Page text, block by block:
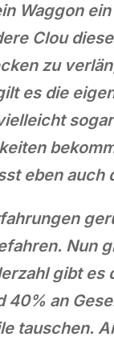
Waggon
Clou
zu
es die
eben auch
Nun
gibt
40% an
tauschen.